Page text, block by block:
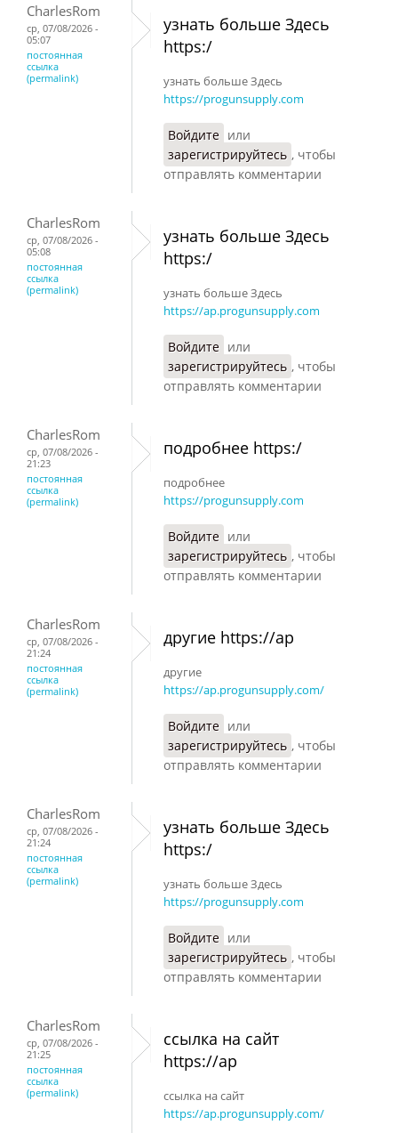
CharlesRom
ср, 07/08/2026 -
05:07
постоянная
ссылка
(permalink)
узнать больше Здесь
https:/
узнать больше Здесь
https://progunsupply.com
Войдите или
зарегистрируйтесь , чтобы
отправлять комментарии
CharlesRom
ср, 07/08/2026 -
05:08
постоянная
ссылка
(permalink)
узнать больше Здесь
https:/
узнать больше Здесь
https://ap.progunsupply.com
Войдите или
зарегистрируйтесь , чтобы
отправлять комментарии
CharlesRom
ср, 07/08/2026 -
21:23
постоянная
ссылка
(permalink)
подробнее https:/
подробнее
https://progunsupply.com
Войдите или
зарегистрируйтесь , чтобы
отправлять комментарии
CharlesRom
ср, 07/08/2026 -
21:24
постоянная
ссылка
(permalink)
другие https://ap
другие
https://ap.progunsupply.com/
Войдите или
зарегистрируйтесь , чтобы
отправлять комментарии
CharlesRom
ср, 07/08/2026 -
21:24
постоянная
ссылка
(permalink)
узнать больше Здесь
https:/
узнать больше Здесь
https://progunsupply.com
Войдите или
зарегистрируйтесь , чтобы
отправлять комментарии
CharlesRom
ср, 07/08/2026 -
21:25
постоянная
ссылка
(permalink)
ссылка на сайт
https://ap
ссылка на сайт
https://ap.progunsupply.com/